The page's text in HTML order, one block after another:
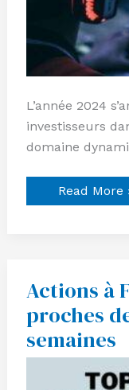
L’année 2024
investisseurs
domaine
Read More
Actions à
proches
semaines
Actions
à
Fort
Dividende:
Top
5
proches